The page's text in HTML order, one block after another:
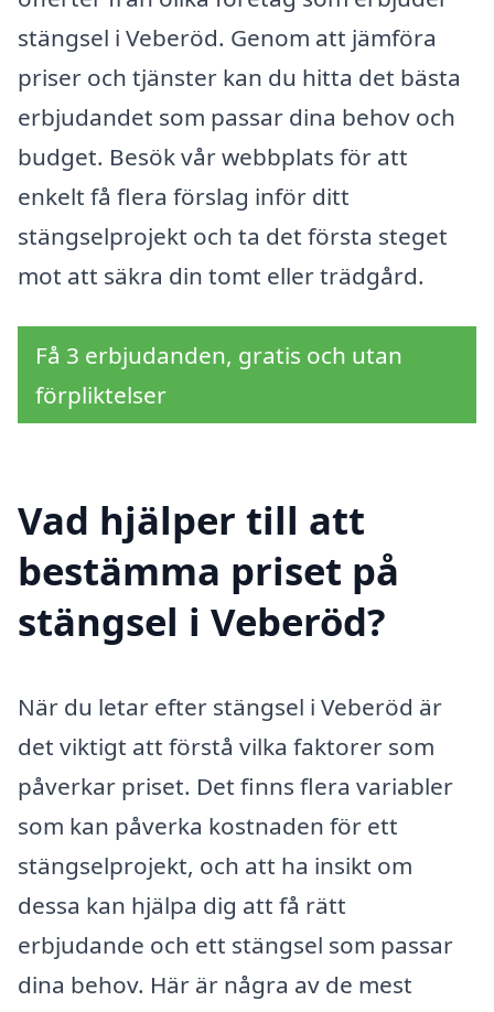
stängsel i Veberöd. Genom att jämföra
priser och tjänster kan du hitta det bästa
erbjudandet som passar dina behov och
budget. Besök vår webbplats för att
enkelt få flera förslag inför ditt
stängselprojekt och ta det första steget
mot att säkra din tomt eller trädgård.
Få 3 erbjudanden, gratis och utan
förpliktelser
Vad hjälper till att
bestämma priset på
stängsel i Veberöd?
När du letar efter stängsel i Veberöd är
det viktigt att förstå vilka faktorer som
påverkar priset. Det finns flera variabler
som kan påverka kostnaden för ett
stängselprojekt, och att ha insikt om
dessa kan hjälpa dig att få rätt
erbjudande och ett stängsel som passar
dina behov. Här är några av de mest